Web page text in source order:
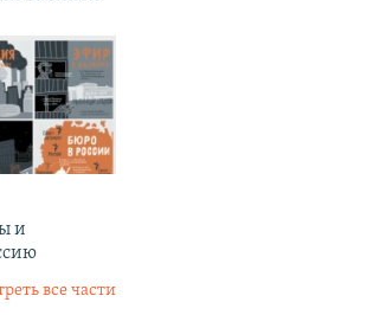
и
все части